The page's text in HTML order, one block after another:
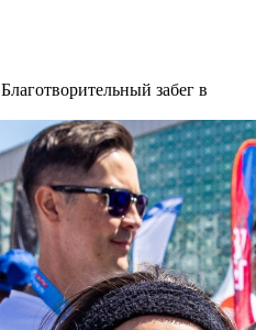
Благотворительный забег в